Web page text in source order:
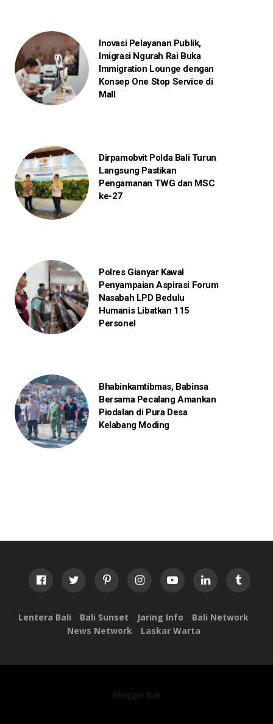
Inovasi Pelayanan Publik,
Imigrasi Ngurah Rai Buka
Immigration Lounge dengan
Konsep One Stop Service di
Mall
Dirpamobvit Polda Bali Turun
Langsung Pastikan
Pengamanan TWG dan MSC
ke-27
Polres Gianyar Kawal
Penyampaian Aspirasi Forum
Nasabah LPD Bedulu
Humanis Libatkan 115
Personel
Bhabinkamtibmas, Babinsa
Bersama Pecalang Amankan
Piodalan di Pura Desa
Kelabang Moding
Lentera Bali Bali Sunset Jaring Info
Bali Network
News Network
Laskar Warta
Blogger Bali